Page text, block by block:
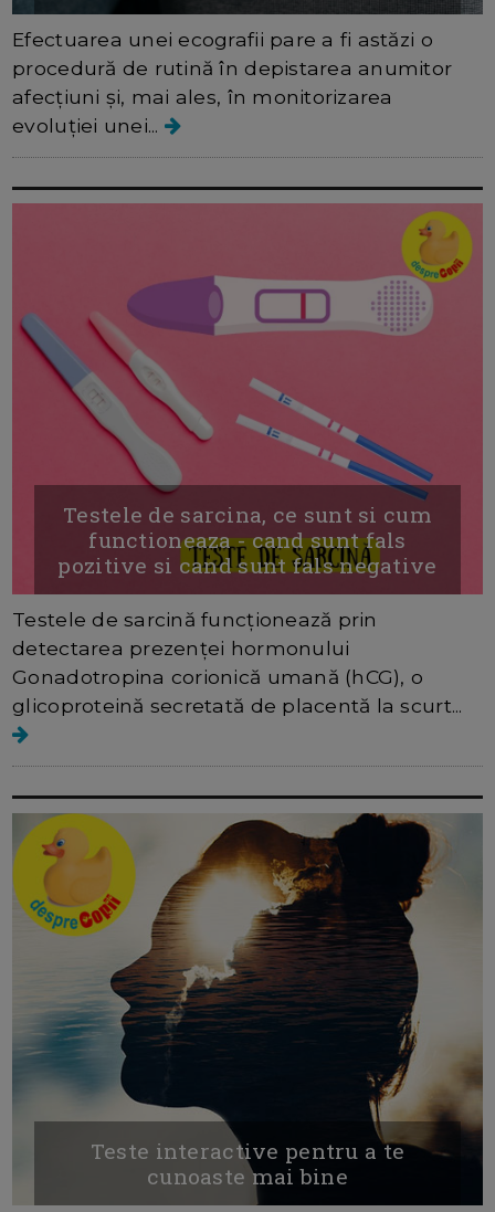
Efectuarea unei ecografii pare a fi astăzi o
procedură de rutină în depistarea anumitor
afecțiuni și, mai ales, în monitorizarea
evoluției unei...
Testele de sarcina, ce sunt si cum
functioneaza - cand sunt fals
pozitive si cand sunt fals negative
Testele de sarcină funcționează prin
detectarea prezenței hormonului
Gonadotropina corionică umană (hCG), o
glicoproteină secretată de placentă la scurt...
Teste interactive pentru a te
cunoaste mai bine